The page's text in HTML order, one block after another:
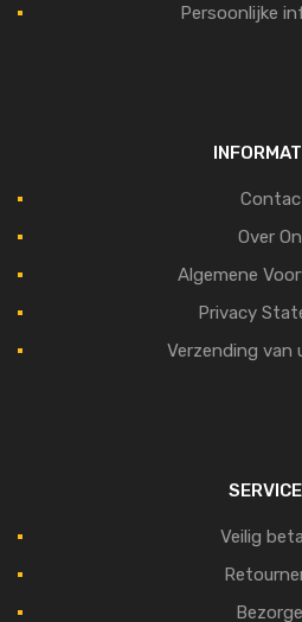
Persoonlijke
Over
Algemene
Privacy
Verzending van
SERVICE
Veilig